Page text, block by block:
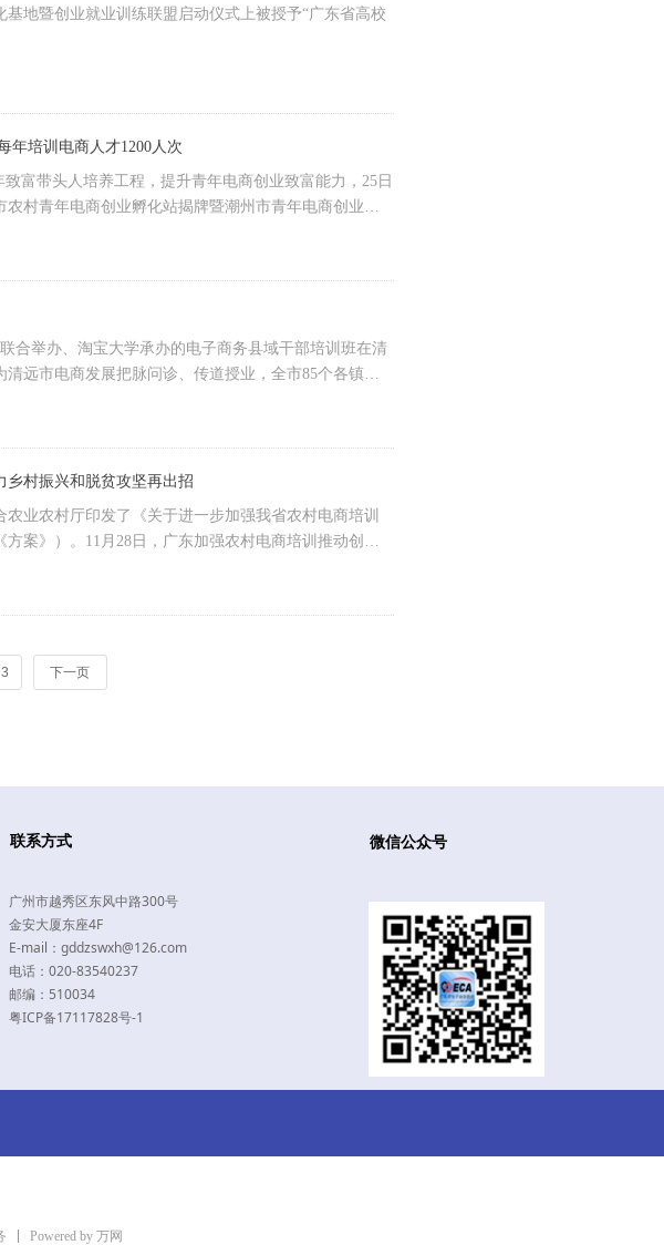
地暨创业就业训练联盟启动仪式上被授予“广东省高校
年培训电商人才1200人次
富带头人培养工程，提升青年电商创业致富能力，25日
村青年电商创业孵化站揭牌暨潮州市青年电商创业培
合举办、淘宝大学承办的电子商务县域干部培训班在清
远市电商发展把脉问诊、传道授业，全市85个各镇
乡村振兴和脱贫攻坚再出招
业农村厅印发了《关于进一步加强我省农村电商培训
案》）。11月28日，广东加强农村电商培训推动创业
3 下一页
广州市越秀区东风中路300号
金安大厦东座4F
E-mail：gddzswxh@126.com
电话：020-83540237
邮编：510034
粤ICP备17117828号-1
联系方式 微信公众号
Powered by 万网